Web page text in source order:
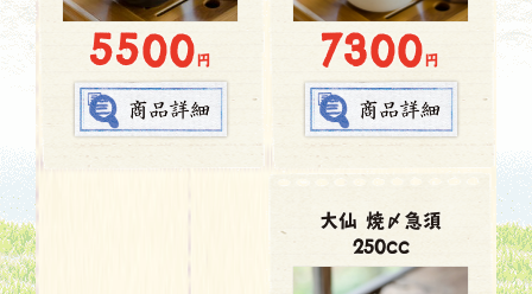
5500円 7300円
大仙 焼〆急須
250cc